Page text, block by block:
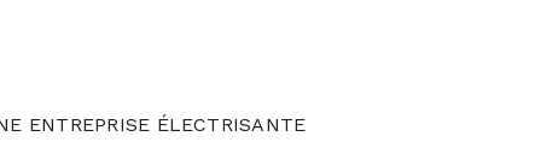
ENTREPRISE ÉLECTRISANTE